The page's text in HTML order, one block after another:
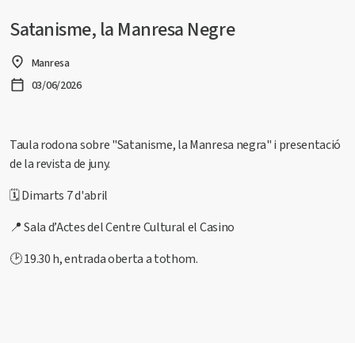
Satanisme, la Manresa Negre
Manresa
03/06/2026
Taula rodona sobre "Satanisme, la Manresa negra" i presentació
de la revista de juny.
🗓️ Dimarts 7 d'abril
📍 Sala d’Actes del Centre Cultural el Casino
🕑 19.30 h, entrada oberta a tothom.